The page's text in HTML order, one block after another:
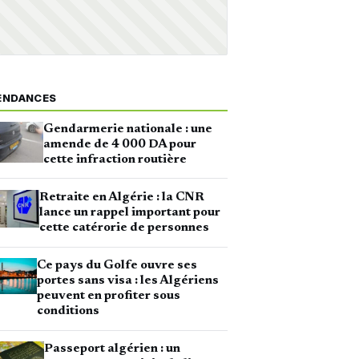
Gendarmerie nationale : une
amende de 4 000 DA pour
cette infraction routière
Retraite en Algérie : la CNR
lance un rappel important pour
cette catérorie de personnes
Ce pays du Golfe ouvre ses
portes sans visa : les Algériens
peuvent en profiter sous
conditions
Passeport algérien : un